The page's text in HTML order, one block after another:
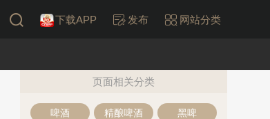
下载APP 发布 网站分类
页面相关分类
啤酒 精酿啤酒 黑啤